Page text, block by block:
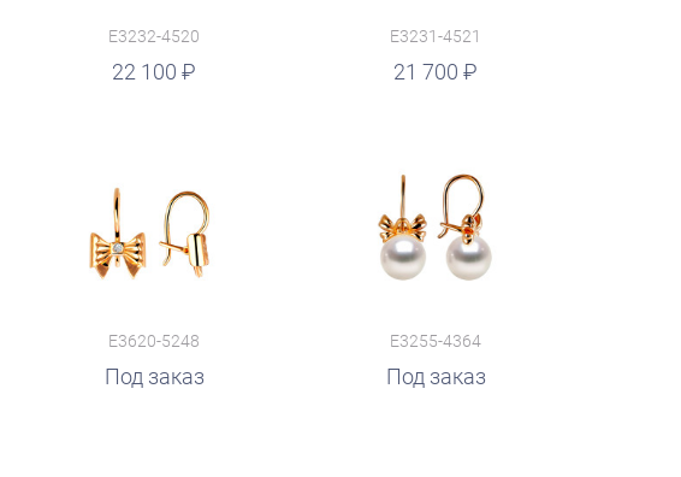
E3232-4520
22 100
E3231-4521
21 700
руб.
E3620-5248
Под заказ
E3255-4364
Под заказ